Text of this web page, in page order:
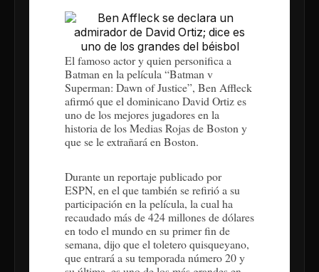
El famoso actor y quien personifica a
Batman en la película “Batman v
Superman: Dawn of Justice”, Ben Affleck
afirmó que el dominicano David Ortiz es
uno de los mejores jugadores en la
historia de los Medias Rojas de Boston y
que se le extrañará en Boston.
Durante un reportaje publicado por
ESPN, en el que también se refirió a su
participación en la película, la cual ha
recaudado más de 424 millones de dólares
en todo el mundo en su primer fin de
semana, dijo que el toletero quisqueyano,
que entrará a su temporada número 20 y